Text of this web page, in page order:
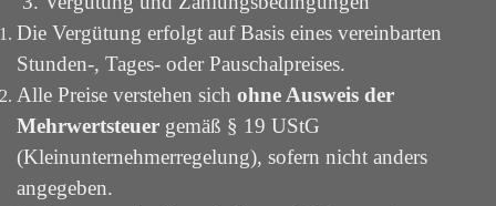
Die Vergütung erfolgt auf Basis eines vereinbarten
Stunden-, Tages- oder Pauschalpreises.
Alle Preise verstehen sich ohne Ausweis der
Mehrwertsteuer gemäß § 19 UStG
(Kleinunternehmerregelung), sofern nicht anders
angegeben.